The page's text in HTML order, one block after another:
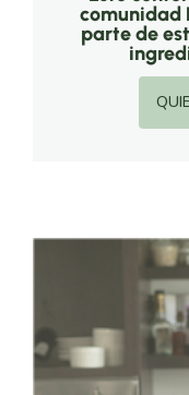
comunidad
parte de